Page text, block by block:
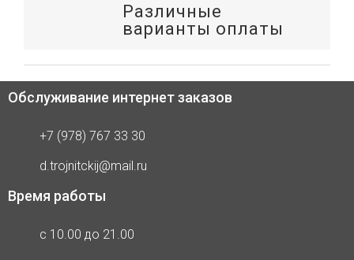
Различные
варианты оплаты
Обслуживание интернет заказов
+7 (978) 767 33 30
d.trojnitckij@mail.ru
Время работы
с 10.00 до 21.00